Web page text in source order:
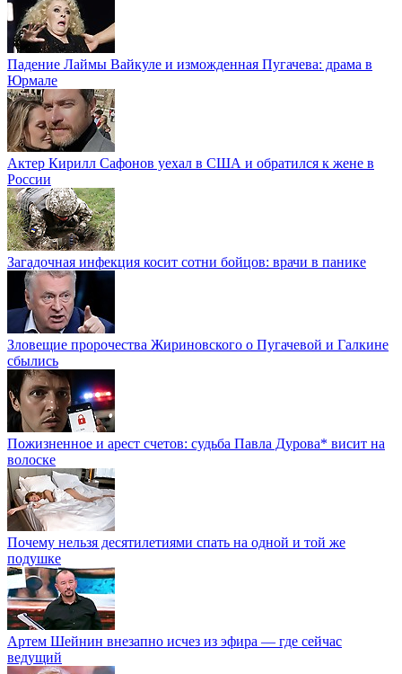
Падение Лаймы Вайкуле и изможденная Пугачева: драма в
Юрмале
Актер Кирилл Сафонов уехал в США и обратился к жене в
России
Загадочная инфекция косит сотни бойцов: врачи в панике
Зловещие пророчества Жириновского о Пугачевой и Галкине
сбылись
Пожизненное и арест счетов: судьба Павла Дурова* висит на
волоске
Почему нельзя десятилетиями спать на одной и той же
подушке
Артем Шейнин внезапно исчез из эфира — где сейчас
ведущий